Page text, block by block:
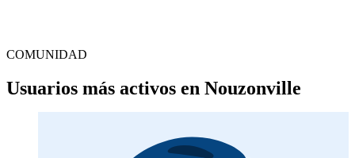
COMUNIDAD
Usuarios más activos en Nouzonville